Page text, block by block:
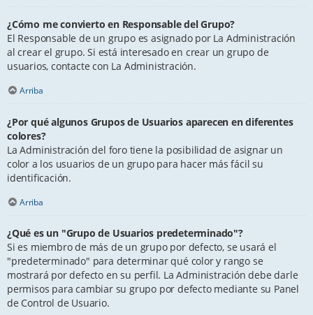
¿Cómo me convierto en Responsable del Grupo?
El Responsable de un grupo es asignado por La Administración
al crear el grupo. Si está interesado en crear un grupo de
usuarios, contacte con La Administración.
Arriba
¿Por qué algunos Grupos de Usuarios aparecen en diferentes
colores?
La Administración del foro tiene la posibilidad de asignar un
color a los usuarios de un grupo para hacer más fácil su
identificación.
Arriba
¿Qué es un "Grupo de Usuarios predeterminado"?
Si es miembro de más de un grupo por defecto, se usará el
"predeterminado" para determinar qué color y rango se
mostrará por defecto en su perfil. La Administración debe darle
permisos para cambiar su grupo por defecto mediante su Panel
de Control de Usuario.